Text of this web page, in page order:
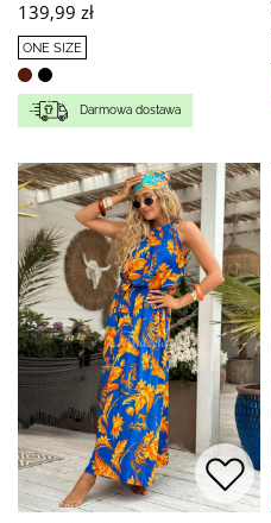
139,99 zł
ONE SIZE
Darmowa dostawa